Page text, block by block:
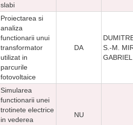
slabi
Proiectarea si
analiza
functionarii unui
transformator
utilizat in
parcurile
fotovoltaice
DA
S.-M.
GABRIEL
Simularea
functionarii unei
trotinete electrice
in vederea
NU